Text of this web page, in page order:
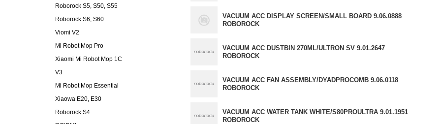
Roborock S5, S50, S55
Roborock S6, S60
Viomi V2
Mi Robot Mop Pro
Xiaomi Mi Robot Mop 1C
V3
Mi Robot Mop Essential
Xiaowa E20, E30
Roborock S4
VACUUM ACC DISPLAY SCREEN/SMALL BOARD 9.06.0888
ROBOROCK
VACUUM ACC DUSTBIN 270ML/ULTRON SV 9.01.2647
ROBOROCK
VACUUM ACC FAN ASSEMBLY/DYADPROCOMB 9.06.0118
ROBOROCK
VACUUM ACC WATER TANK WHITE/S80PROULTRA 9.01.1951
ROBOROCK